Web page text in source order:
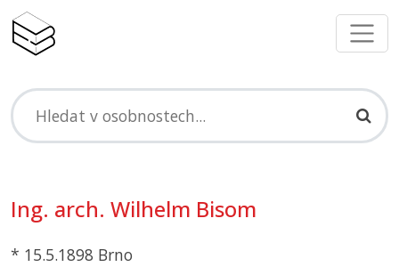
Ing. arch. Wilhelm Bisom
* 15.5.1898 Brno